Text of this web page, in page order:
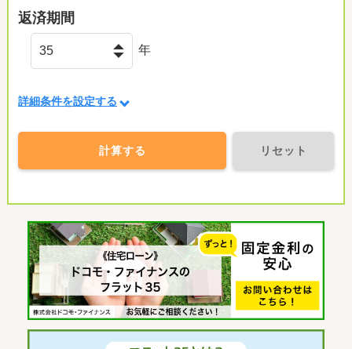
返済期間
年
詳細条件を設定する
計算する リセット